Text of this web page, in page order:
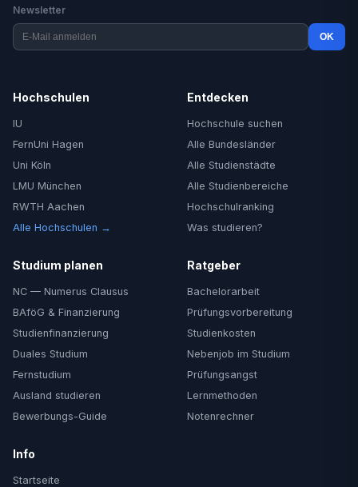
Newsletter
OK
Hochschulen
IU
FernUni Hagen
Uni Köln
LMU München
RWTH Aachen
Alle Hochschulen →
Entdecken
Hochschule suchen
Alle Bundesländer
Alle Studienstädte
Alle Studienbereiche
Hochschulranking
Was studieren?
Studium planen
NC — Numerus Clausus
BAföG & Finanzierung
Studienfinanzierung
Duales Studium
Fernstudium
Ausland studieren
Bewerbungs-Guide
Ratgeber
Bachelorarbeit
Prüfungsvorbereitung
Studienkosten
Nebenjob im Studium
Prüfungsangst
Lernmethoden
Notenrechner
Info
Startseite